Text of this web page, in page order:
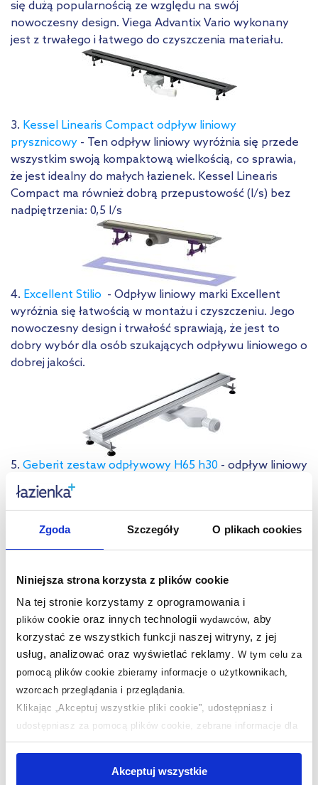
Zgoda Szczegóły O plikach cookies
Niniejsza strona korzysta z plików cookie
Na tej stronie korzystamy z oprogramowania i
plikówcookie oraz innych technologii wydawców, aby
korzystać ze wszystkich funkcji naszej witryny, z jej
usług, analizować oraz wyświetlać reklamy. W tym celu za
pomocą plików cookie zbieramy informacje o użytkownikach,
wzorcach przeglądania i przeglądania.
Klikając „Akceptuj wszystkie pliki cookie”, udostępniasz i
udostępniasz za pomocą plików cookie, zebrane informacje dla
użytkowników zewnętrznych, a także nasi partnerzy reklamowi.
jednak, że zablokowane niektóre pliki cookie mogą mieć wpływ
Akceptuj wszystkie
się dużą popularnością ze względu na swój
nowoczesny design. Viega Advantix Vario wykonany
jest z trwałego i łatwego do czyszczenia materiału.
3. Kessel Linearis Compact odpływ liniowy
prysznicowy - Ten odpływ liniowy wyróżnia się przede
wszystkim swoją kompaktową wielkością, co sprawia,
że jest idealny do małych łazienek. Kessel Linearis
Compact ma również dobrą przepustowość (l/s) bez
nadpiętrzenia: 0,5 l/s
4. Excellent Stilio - Odpływ liniowy marki Excellent
wyróżnia się łatwością w montażu i czyszczeniu. Jego
nowoczesny design i trwałość sprawiają, że jest to
dobry wybór dla osób szukających odpływu liniowego o
dobrej jakości.
5. Geberit zestaw odpływowy H65 h30 - odpływ liniowy
prysznicowy do montażu przy niewielkiej wysokości
warstw podłogi, wysokość zasyfonowania wynosi tylko
Wybierając odpływ liniowy, pamiętaj, że jego głównym
zadaniem jest efektywne odprowadzanie wody.
Wygląd jest ważny, ale przede wszystkim odpływ
powinien spełniać swoją funkcję. W przypadku
wątpliwości, warto skonsultować swój wybór z
fachowcem.
Jakie parametry odpływu liniowego są